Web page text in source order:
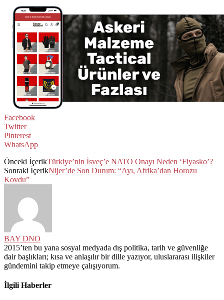
Facebook
Twitter
Pinterest
WhatsApp
Önceki İçerikTürkiye’nin İsveç’e NATO Onayı Neden ‘Fiyasko’?
Sonraki İçerikNijer’de Son Durum: “Ayı, Afrika’dan Horozu
Kovdu”
BAY DNO
2015’ten bu yana sosyal medyada dış politika, tarih ve güvenliğe
dair başlıkları; kısa ve anlaşılır bir dille yazıyor, uluslararası ilişkiler
gündemini takip etmeye çalışıyorum.
İlgili Haberler